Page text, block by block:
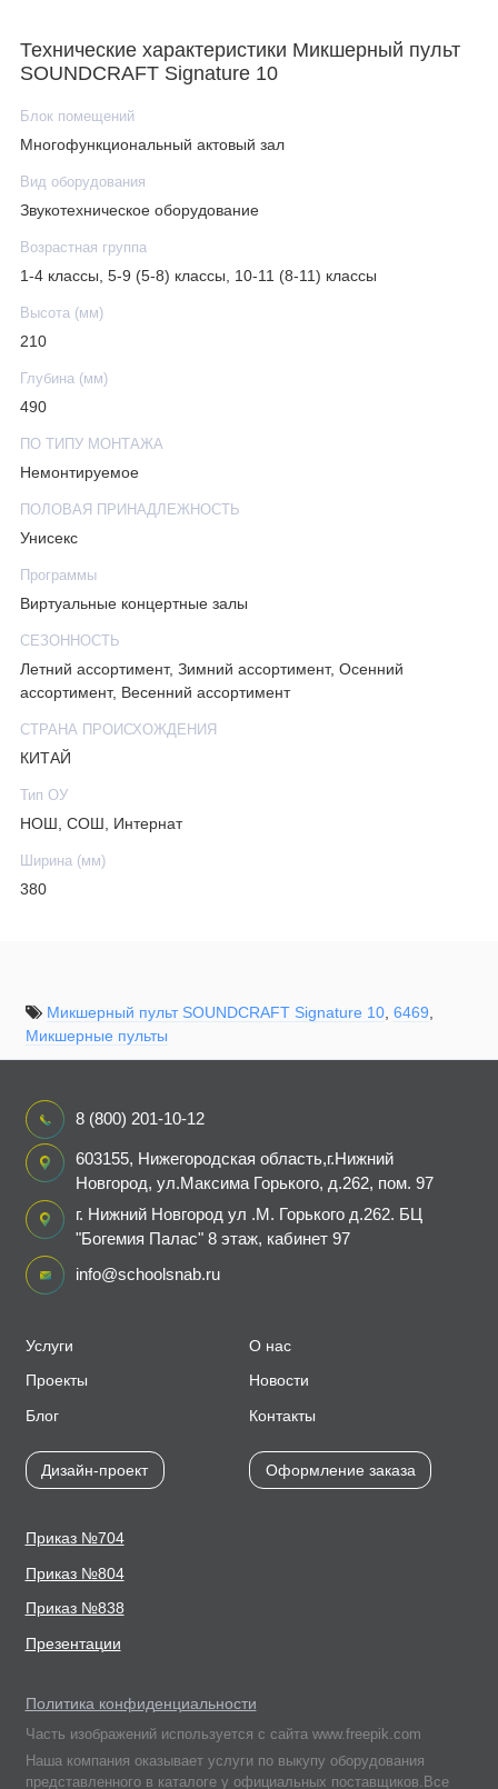
Технические характеристики Микшерный пульт
SOUNDCRAFT Signature 10
Блок помещений
Многофункциональный актовый зал
Вид оборудования
Звукотехническое оборудование
Возрастная группа
1-4 классы, 5-9 (5-8) классы, 10-11 (8-11) классы
Высота (мм)
210
Глубина (мм)
490
ПО ТИПУ МОНТАЖА
Немонтируемое
ПОЛОВАЯ ПРИНАДЛЕЖНОСТЬ
Унисекс
Программы
Виртуальные концертные залы
СЕЗОННОСТЬ
Летний ассортимент, Зимний ассортимент, Осенний
ассортимент, Весенний ассортимент
СТРАНА ПРОИСХОЖДЕНИЯ
КИТАЙ
Тип ОУ
НОШ, СОШ, Интернат
Ширина (мм)
380
Микшерный пульт SOUNDCRAFT Signature 10, 6469
Микшерные пульты
Услуги
Проекты
Блог
Дизайн-проект
О нас
Новости
Контакты
Оформление заказа
Приказ №704
Приказ №804
Приказ №838
Презентации
8 (800) 201-10-12
603155, Нижегородская область,г.Нижний
Новгород, ул.Максима Горького, д.262, пом. 97
г. Нижний Новгород ул .М. Горького д.262. БЦ
"Богемия Палас" 8 этаж, кабинет 97
info@schoolsnab.ru
Политика конфиденциальности
Часть изображений используется с сайта www.freepik.com
Наша компания оказывает услуги по выкупу оборудования
представленного в каталоге у официальных поставщиков.Все